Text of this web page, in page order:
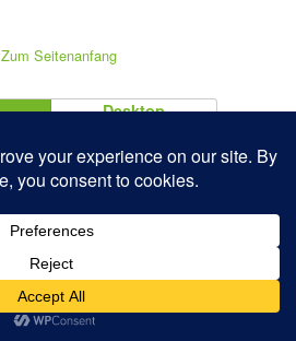
Zum Seitenanfang
Desktop